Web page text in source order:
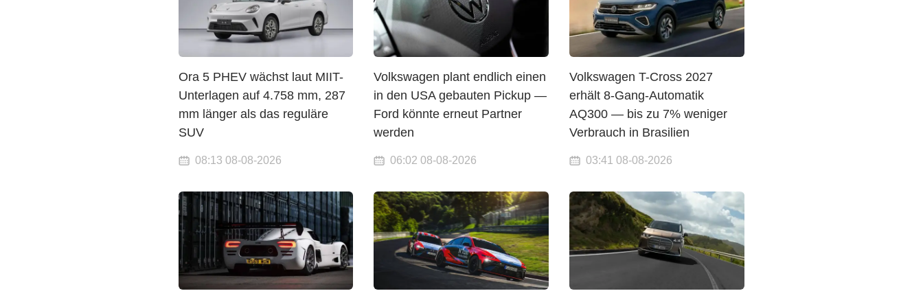
Ora 5 PHEV wächst laut MIIT-
Unterlagen auf 4.758 mm, 287
mm länger als das reguläre
SUV
08:13 08-08-2026
Volkswagen plant endlich einen
in den USA gebauten Pickup —
Ford könnte erneut Partner
werden
06:02 08-08-2026
Volkswagen T-Cross 2027
erhält 8-Gang-Automatik
AQ300 — bis zu 7% weniger
Verbrauch in Brasilien
03:41 08-08-2026